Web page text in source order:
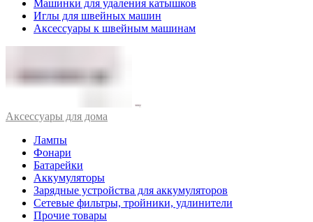
Машинки для удаления катышков
Иглы для швейных машин
Аксессуары к швейным машинам
Аксессуары для дома
Лампы
Фонари
Батарейки
Аккумуляторы
Зарядные устройства для аккумуляторов
Сетевые фильтры, тройники, удлинители
Прочие товары